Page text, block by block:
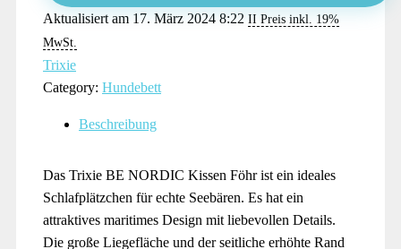
Aktualisiert am 17. März 2024 8:22 II Preis inkl. 19%
MwSt.
Trixie
Category: Hundebett
Beschreibung
Das Trixie BE NORDIC Kissen Föhr ist ein ideales
Schlafplätzchen für echte Seebären. Es hat ein
attraktives maritimes Design mit liebevollen Details.
Die große Liegefläche und der seitliche erhöhte Rand